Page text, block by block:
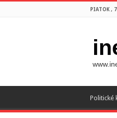
PIATOK ,
Politické